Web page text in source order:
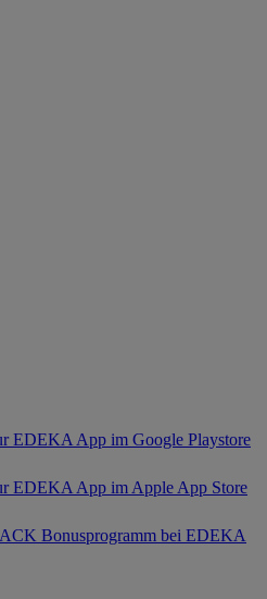
EDEKA App im Google Playstore
EDEKA App im Apple App Store
Bonusprogramm bei EDEKA